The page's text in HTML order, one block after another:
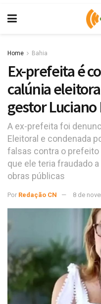
Home Bahia
Ex-prefeita é
calúnia
gestor
A ex-prefeita foi
Eleitoral e condenada
falsas contra o prefeito
que ele teria fraudado
obras públicas
Por Redação CN 8 de